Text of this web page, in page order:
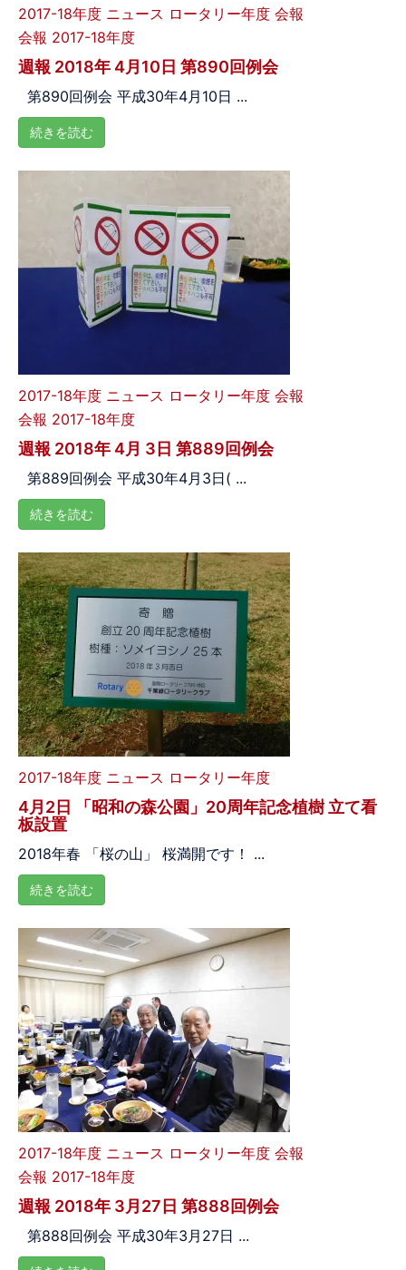
2017-18年度 ニュース ロータリー年度 会報
会報 2017-18年度
週報 2018年 4月10日 第890回例会
第890回例会 平成30年4月10日 ...
続きを読む
2017-18年度 ニュース ロータリー年度 会報
会報 2017-18年度
週報 2018年 4月 3日 第889回例会
第889回例会 平成30年4月3日( ...
続きを読む
2017-18年度 ニュース ロータリー年度
4月2日 「昭和の森公園」20周年記念植樹 立て看
板設置
2018年春 「桜の山」 桜満開です！ ...
続きを読む
2017-18年度 ニュース ロータリー年度 会報
会報 2017-18年度
週報 2018年 3月27日 第888回例会
第888回例会 平成30年3月27日 ...